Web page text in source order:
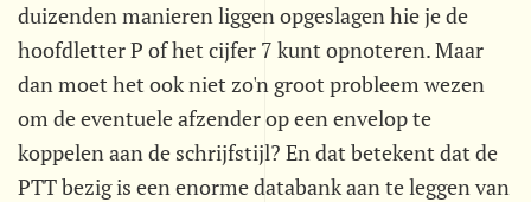
duizenden manieren liggen opgeslagen hie je de
hoofdletter P of het cijfer 7 kunt opnoteren. Maar
dan moet het ook niet zo'n groot probleem wezen
om de eventuele afzender op een envelop te
koppelen aan de schrijfstijl? En dat betekent dat de
PTT bezig is een enorme databank aan te leggen van